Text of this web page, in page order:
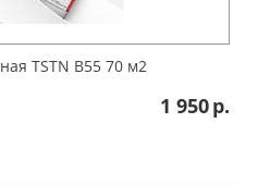
TSTN B55 70 м2
1 950р.